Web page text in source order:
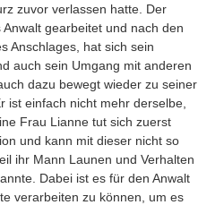
zuvor verlassen hatte. Der
gearbeitet und nach den
Anschlages, hat sich sein
auch sein Umgang mit anderen
dazu bewegt wieder zu seiner
ist einfach nicht mehr derselbe,
Frau Lianne tut sich zuerst
und kann mit dieser nicht so
ihr Mann Launen und Verhalten
Dabei ist es für den Anwalt
verarbeiten zu können, um es